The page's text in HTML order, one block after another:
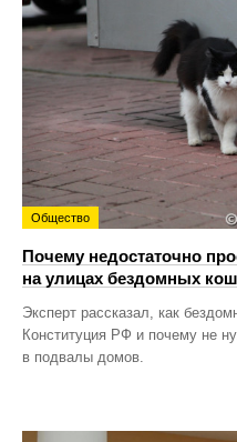
Общество
Почему недостаточно
на улицах бездомных
Эксперт рассказал, как
Конституция РФ и почему не
в подвалы домов.